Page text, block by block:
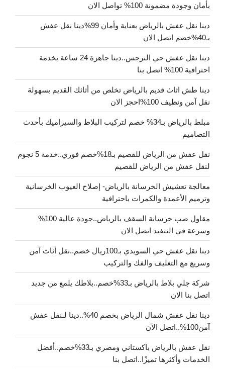
بأمان وجودة مضمونة 100% تواصل الان
دينا نقل عفش بالرياض بعناية وأمان 99%دينا نقل عفش
بـ40%خصم اتصل الان
دينا نقل عفش حي النرجس..دينا جاهزة 24 ساعة بخدمة
احترافية 100% اتصل بنا
دينا طش اثاث قديم بالرياض تخلص من أثاثك القديم بسهولة
نقل آمن ونظيف 100%احجز الان
مبلط بالرياض بـ34% خصم لتركيب البلاط والسيراميك بأحدث
التصاميم
نقل عفش من الرياض للقصيم بـ18%خصم فوري..خدمة 5 نجوم
لنقل عفش من الرياض للقصيم
معالجة تعشيش الخرسانة بالرياض- إصلاح العيوب الخرسانية
وترميم الأعمدة والكمرات باحترافية
مقاول صب خرسانة السقف بالرياض..جودة عالية 100%
وسرعة في التنفيذ اتصل الان
دينا نقل عفش حي السويدي بـ100ريال خصم..نقل أثاث آمن
وسريع مع التغليف والفك والتركيب
شركة جلي بلاط بالرياض بـ33%خصم..بلاطك يلمع من جديد
اتصل بنا الان
دينا نقل عفش شمال الرياض بخصم 40%..دينا لـنقل عفش
آمن100%..اتصل الآن
نقل عفش بالرياض باكستاني ومصري بـ33%خصم..أفضل
الخدمات وأكثرها تميزًا..اتصل بنا